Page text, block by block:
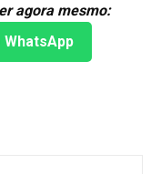
agora mesmo: